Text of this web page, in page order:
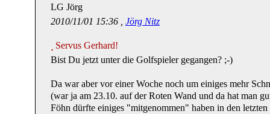
LG Jörg
2010/11/01 15:36 , Jörg Nitz
Servus Gerhard!
Bist Du jetzt unter die Golfspieler gegangen? ;-)
Da war aber vor einer Woche noch um einiges mehr
(war ja am 23.10. auf der Roten Wand und da hat man
Föhn dürfte einiges "mitgenommen" haben in den letzten